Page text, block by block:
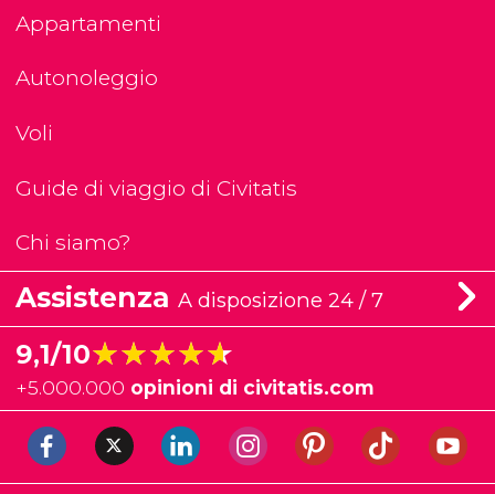
Appartamenti
Autonoleggio
Voli
Guide di viaggio di Civitatis
Chi siamo?
Assistenza A disposizione 24 / 7
9,1/10★★★★★
★★★★★
+5.000.000 opinioni di civitatis.com